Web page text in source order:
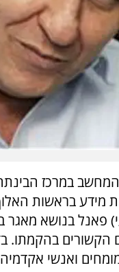
במרכז
מידע בראשות
פאנל בנושא מאגר
הקשורים בהקמתו.
ואנשי